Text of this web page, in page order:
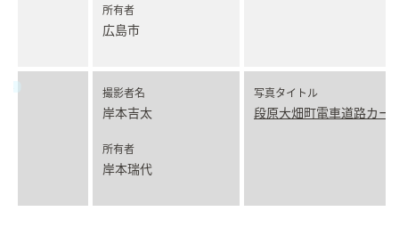
所有者
広島市
撮影者名
岸本吉太
所有者
岸本瑞代
写真タイトル
段原大畑町電車道路カー